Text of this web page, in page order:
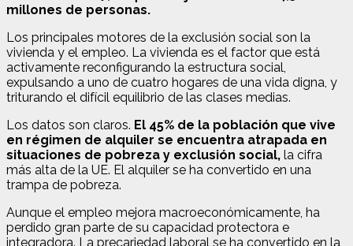
millones de personas.
Los principales motores de la exclusión social son la
vivienda y el empleo. La vivienda es el factor que está
activamente reconfigurando la estructura social,
expulsando a uno de cuatro hogares de una vida digna, y
triturando el difícil equilibrio de las clases medias.
Los datos son claros. El 45% de la población que vive
en régimen de alquiler se encuentra atrapada en
situaciones de pobreza y exclusión social, la cifra
más alta de la UE. El alquiler se ha convertido en una
trampa de pobreza.
Aunque el empleo mejora macroeconómicamente, ha
perdido gran parte de su capacidad protectora e
integradora. La precariedad laboral se ha convertido en la